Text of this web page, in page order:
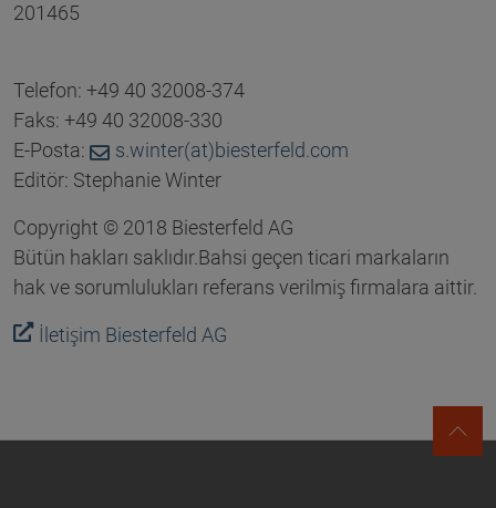
201465
Telefon: +49 40 32008-374
Faks: +49 40 32008-330
E-Posta:
s.winter(at)biesterfeld.com
Editör: Stephanie Winter
Copyright © 2018 Biesterfeld AG
Bütün hakları saklıdır.Bahsi geçen ticari markaların
hak ve sorumlulukları referans verilmiş firmalara aittir.
İletişim Biesterfeld AG